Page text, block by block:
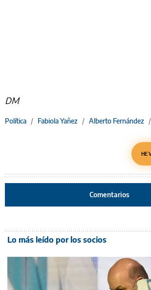
DM
Política / Fabiola Yañez / Alberto Fernández /
HE
Comentarios
Lo más leído por los socios